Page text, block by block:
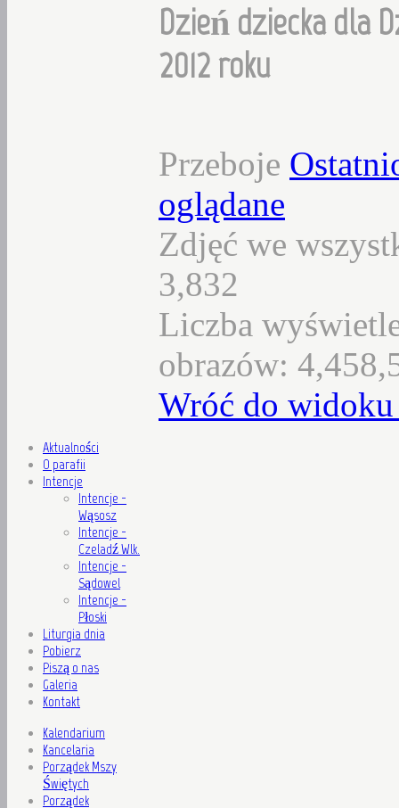
Dzień dziecka dla
2012 roku
Przeboje
oglądane
Zdjęć we
3,832
Liczba
obrazów:
Wróć do
Aktualności
O parafii
Intencje
Intencje -
Wąsosz
Intencje -
Czeladź Wlk.
Intencje -
Sądowel
Intencje -
Płoski
Liturgia dnia
Pobierz
Piszą o nas
Galeria
Kontakt
Kalendarium
Kancelaria
Porządek Mszy
Świętych
Porządek